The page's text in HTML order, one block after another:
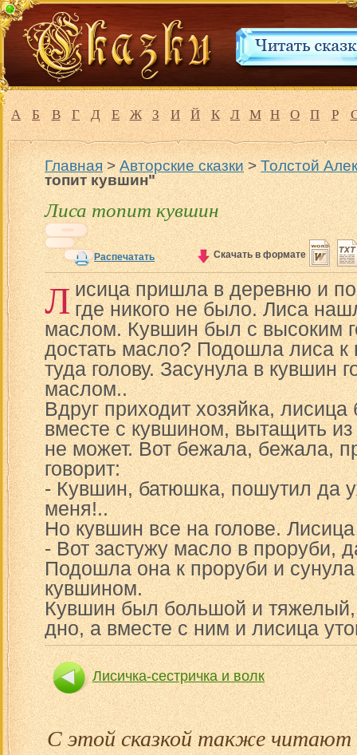
А Б В Г Д Е Ж З И Й К Л М Н О П Р
Главная>Авторские сказки>Толстой
топит кувшин"
Лиса топит кувшин
Распечатать Скачать в формате
Л исица пришла в деревню и
где никого не было. Лиса
маслом. Кувшин был с высоким
достать масло? Подошла лиса к
туда голову. Засунула в кувшин
маслом..
Вдруг приходит хозяйка, лисица
вместе с кувшином, вытащить из
не может. Вот бежала, бежала,
говорит:
- Кувшин, батюшка, пошутил да
меня!..
Но кувшин все на голове. Лисица
- Вот застужу масло в проруби,
Подошла она к проруби и сунула
кувшином.
Кувшин был большой и
дно, а вместе с ним и лисица
Лисичка-сестричка и волк
С этой сказкой также читают